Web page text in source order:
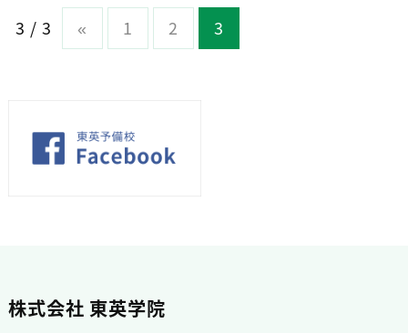
3 / 3 « 1 2 3
株式会社 東英学院